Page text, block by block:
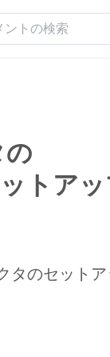
ントの検索
トアッ
タのセット